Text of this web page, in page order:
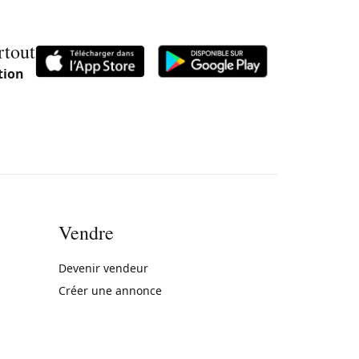
Vendre
Devenir vendeur
Créer une annonce